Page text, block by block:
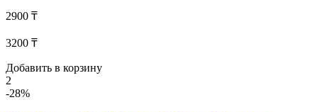
2900 ₸
3200 ₸
Добавить в корзину
2
-28%